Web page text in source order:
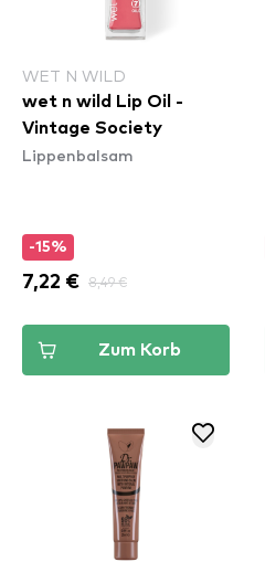
WET N WILD
wet n wild Lip Oil -
Vintage Society
Lippenbalsam
-15%
7,22 € 8,49 €
Zum Korb